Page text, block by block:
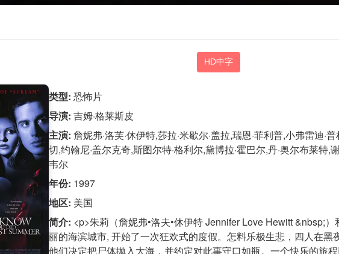
HD中字
类型: 恐怖片
导演: 吉姆·格莱斯皮
主演: 詹妮弗·洛芙·休伊特,莎拉·米歇尔·盖拉,瑞恩·菲利普,小弗雷迪·
切,约翰尼·盖尔克奇,斯图尔特·格利尔,黛博拉·霍巴尔,丹·奥尔布莱特,
韦尔
年份: 1997
地区: 美国
简介: <p>朱莉（詹妮弗•洛夫•休伊特 Jennifer Love Hewitt &nbsp;
丽的海滨城市, 开始了一次狂欢式的度假。怎料乐极生悲，四人在
他们决定把尸体抛入大海，并约定对此事守口如瓶。一个快乐的旅